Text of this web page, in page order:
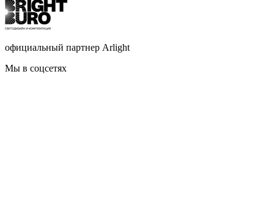
официальный партнер Arlight
Мы в соцсетях